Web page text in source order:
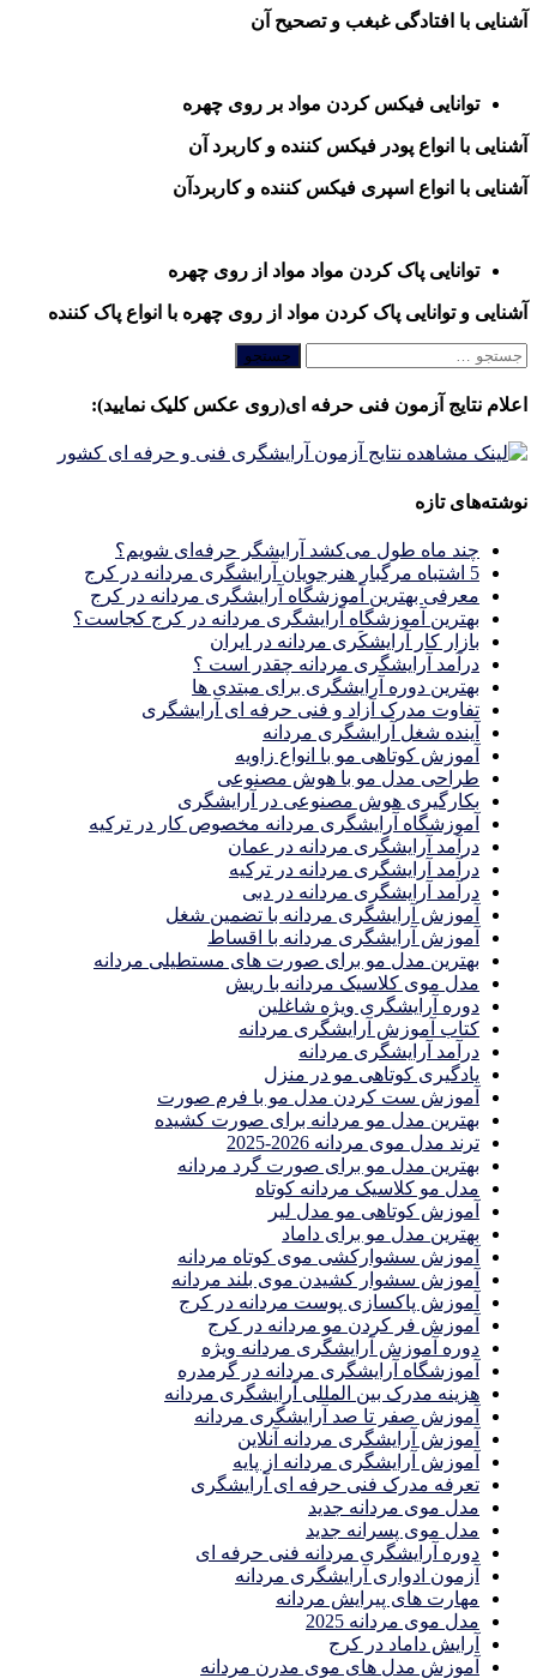
آشنایی با افتادگی غبغب و تصحیح آن
توانایی فیکس کردن مواد بر روی چهره
آشنایی با انواع پودر فیکس کننده و کاربرد آن
آشنایی با انواع اسپری فیکس کننده و کاربردآن
توانایی پاک کردن مواد مواد از روی چهره
آشنایی و توانایی پاک کردن مواد از روی چهره با انواع پاک کننده
جستجو
اعلام نتایج آزمون فنی حرفه ای(روی عکس کلیک نمایید):
نوشته‌های تازه
چند ماه طول می‌کشد آرایشگر حرفه‌ای شویم؟
5 اشتباه مرگبار هنرجویان آرایشگری مردانه در کرج
معرفی بهترین آموزشگاه آرایشگری مردانه در کرج
بهترین آموزشگاه آرایشگری مردانه در کرج کجاست؟
بازار كار آرايشكَرى مردانه در ايران
درآمد آرایشگری مردانه چقدر است ؟
بهترین دوره آرایشگری برای مبتدی ها
تفاوت مدرک آزاد و فنی حرفه ای آرایشگری
آینده شغل آرایشگری مردانه
آموزش کوتاهی مو با انواع زاویه
طراحی مدل مو با هوش مصنوعی
بکارگیری هوش مصنوعی در آرایشگری
آموزشگاه آرایشگری مردانه مخصوص کار در ترکیه
درآمد آرایشگری مردانه در عمان
درآمد آرایشگری مردانه در ترکیه
درآمد آرایشگری مردانه در دبی
آموزش آرایشگری مردانه با تضمین شغل
آموزش آرایشگری مردانه با اقساط
بهترین مدل مو برای صورت های مستطیلی مردانه
مدل موی کلاسیک مردانه با ریش
دوره آرایشگری ویژه شاغلین
کتاب آموزش آرایشگری مردانه
درآمد آرایشگری مردانه
یادگیری كوتاهى مو در منزل
آموزش ست كردن مدل مو با فرم صورت
بهترین مدل مو مردانه برای صورت کشیده
ترند مدل موی مردانه 2026-2025
بهترين مدل مو براى صورت گرد مردانه
مدل مو کلاسیک مردانه کوتاه
آموزش کوتاهی مو مدل لیر
بهترین مدل مو برای داماد
آموزش سشوارکشی موی کوتاه مردانه
آموزش سشوار کشیدن موی بلند مردانه
آموزش پاکسازی پوست مردانه در کرج
آموزش فر کردن مو مردانه در کرج
دوره آموزش آرایشگری مردانه ویژه
آموزشگاه آرایشگری مردانه در گرمدره
هزینه مدرک بین المللی آرایشگری مردانه
آموزش صفر تا صد آرایشگری مردانه
آموزش آرایشگری مردانه آنلاین
آموزش آرایشگری مردانه از پایه
تعرفه مدرک فنی حرفه ای آرایشگری
مدل موی مردانه جدید
مدل موی پسرانه جدید
دوره آرایشگری مردانه فنی حرفه ای
آزمون ادواری آرایشگری مردانه
مهارت های پیرایش مردانه
مدل موی مردانه 2025
آرایش داماد در کرج
آموزش مدل های موی مدرن مردانه